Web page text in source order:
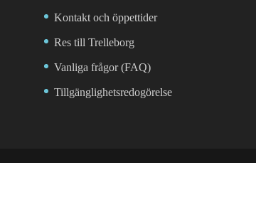
Kontakt och öppettider
Res till Trelleborg
Vanliga frågor (FAQ)
Tillgänglighetsredogörelse